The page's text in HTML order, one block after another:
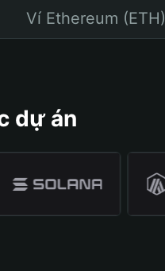
Ví Ethereum (ETH)
dự án